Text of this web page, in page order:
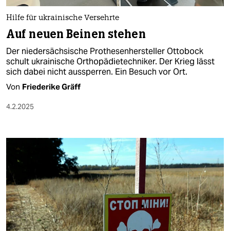
Hilfe für ukrainische Versehrte
Auf neuen Beinen stehen
Der niedersächsische Prothesenhersteller Ottobock
schult ukrainische Orthopädietechniker. Der Krieg lässt
sich dabei nicht aussperren. Ein Besuch vor Ort.
Von Friederike Gräff
4.2.2025